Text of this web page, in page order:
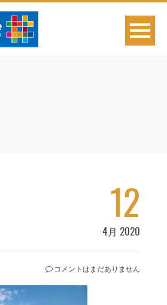
12
4月 2020
コメントはまだありません